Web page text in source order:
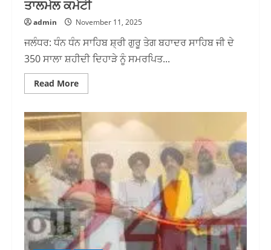
ਤਾਲਮੇਲ ਕਮੇਟੀ
admin November 11, 2025
ਜਲੰਧਰ: ਧੰਨ ਧੰਨ ਸਾਹਿਬ ਸ਼੍ਰੀ ਗੁਰੂ ਤੇਗ ਬਹਾਦਰ ਸਾਹਿਬ ਜੀ ਦੇ
350 ਸਾਲਾ ਸ਼ਹੀਦੀ ਦਿਹਾੜੇ ਨੂੰ ਸਮਰਪਿਤ...
Read MoreRead
more
ਨਵੰਬਰ
ਨੂੰ
ਦਿੱਲੀ
ਜਾ
ਸ਼ਹੀਦੀ
ਜਾਗਰਤੀ
ਯਾਤਰਾ
ਲਈ
ਸੰਗਤ
ਵਿੱਚ
ਭਾਰੀ
ਉਤਸ਼ਾਹ:
ਸਿੱਖ
ਤਾਲਮੇਲ
ਕਮੇਟੀ